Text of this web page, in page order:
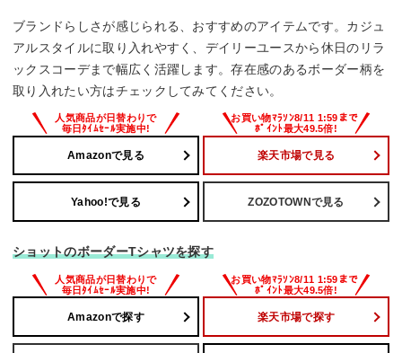
ブランドらしさが感じられる、おすすめのアイテムです。カジュ
アルスタイルに取り入れやすく、デイリーユースから休日のリラ
ックスコーデまで幅広く活躍します。存在感のあるボーダー柄を
取り入れたい方はチェックしてみてください。
Amazonで見る 楽天市場で見る
Yahoo!で見る ZOZOTOWNで見る
ショットのボーダーTシャツを探す
Amazonで探す 楽天市場で探す